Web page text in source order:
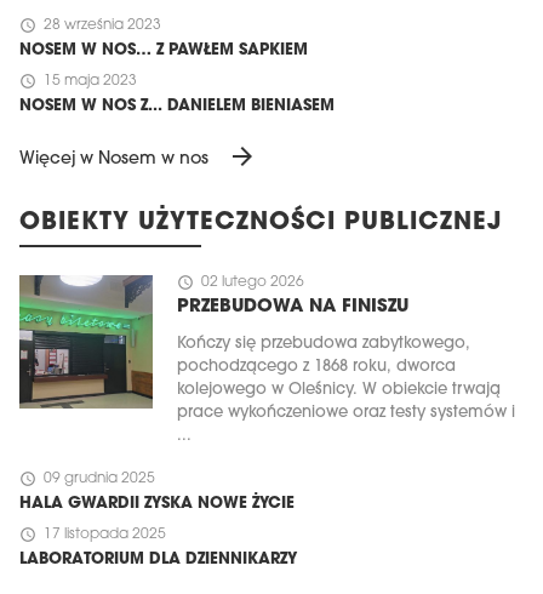
schedule 28 września 2023
NOSEM W NOS… Z PAWŁEM SAPKIEM
schedule 15 maja 2023
NOSEM W NOS Z... DANIELEM BIENIASEM
Więcej w Nosem w nos arrow_forward
OBIEKTY UŻYTECZNOŚCI PUBLICZNEJ
schedule 02 lutego 2026
PRZEBUDOWA NA FINISZU
Kończy się przebudowa zabytkowego,
pochodzącego z 1868 roku, dworca
kolejowego w Oleśnicy. W obiekcie trwają
prace wykończeniowe oraz testy systemów i
...
schedule 09 grudnia 2025
HALA GWARDII ZYSKA NOWE ŻYCIE
schedule 17 listopada 2025
LABORATORIUM DLA DZIENNIKARZY